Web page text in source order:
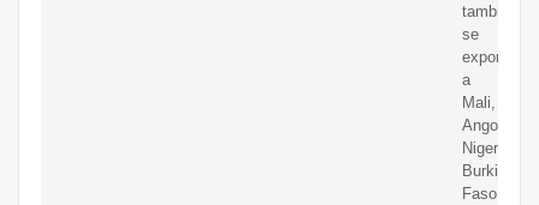
también
se
exportan
a
Mali,
Angola,
Nigeria,
Burkina
Faso,